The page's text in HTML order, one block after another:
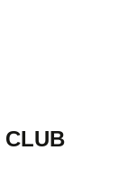
CLUB